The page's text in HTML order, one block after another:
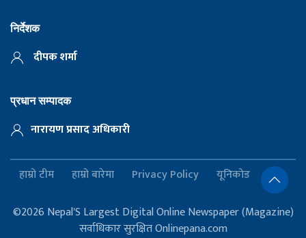
निर्देशक
दीपक शर्मा
प्रधान सम्पादक
नारायण प्रसाद अधिकारी
हाम्रो टीम हाम्रो बारेमा Privacy Policy यूनिकोड
©2026 Nepal'S Largest Digital Online Newspaper (Magazine)
सर्वाधिकार सुरक्षित Onlinepana.com